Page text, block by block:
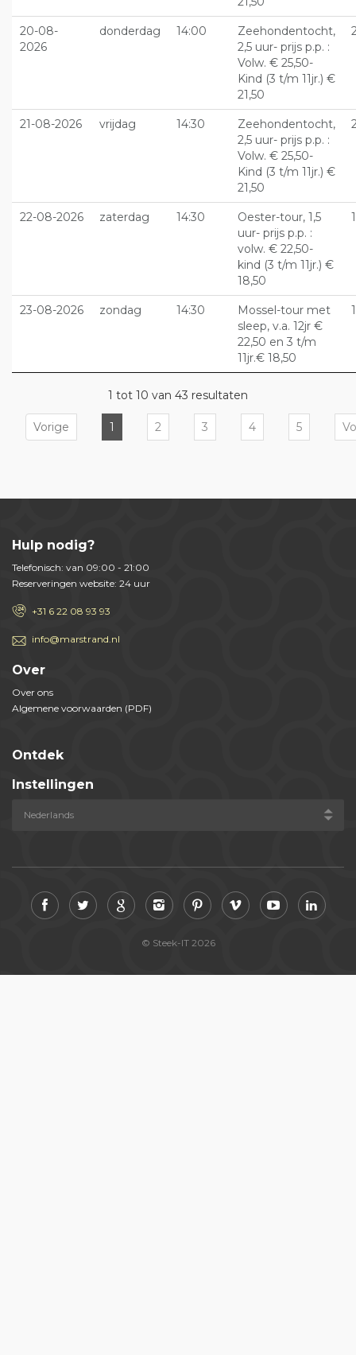
20-08-
2026
donderdag 14:00
Zeehondentocht,
2,5 uur- prijs p.p. :
Volw. € 25,50-
Kind (3 t/m 11jr.) €
21,50
21-08-2026 vrijdag 14:30
Zeehondentocht,
2,5 uur- prijs p.p. :
Volw. € 25,50-
Kind (3 t/m 11jr.) €
21,50
22-08-2026 zaterdag 14:30
Oester-tour, 1,5
uur- prijs p.p. :
volw. € 22,50-
kind (3 t/m 11jr.) €
18,50
23-08-2026 zondag 14:30
Mossel-tour met
sleep, v.a. 12jr €
22,50 en 3 t/m
11jr.€ 18,50
1 tot 10 van 43 resultaten
Vorige 1 2 3 4 5
Hulp nodig?
Telefonisch: van 09:00 - 21:00
Reserveringen website: 24 uur
+31 6 22 08 93 93
info@marstrand.nl
Over
Over ons
Algemene voorwaarden (PDF)
Ontdek
Instellingen
© Steek-IT 2026